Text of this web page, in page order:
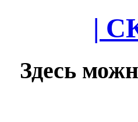
|
Здесь